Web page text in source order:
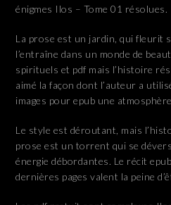
énigmes Ilos – Tome 01 résolues.
La prose est un jardin, qui fleurit
l’entraîne dans un monde de
spirituels et pdf mais l’histoire
aimé la façon dont l’auteur a
images pour epub une
Le style est déroutant, mais
prose est un torrent qui se
énergie débordantes. Le récit
dernières pages valent la peine